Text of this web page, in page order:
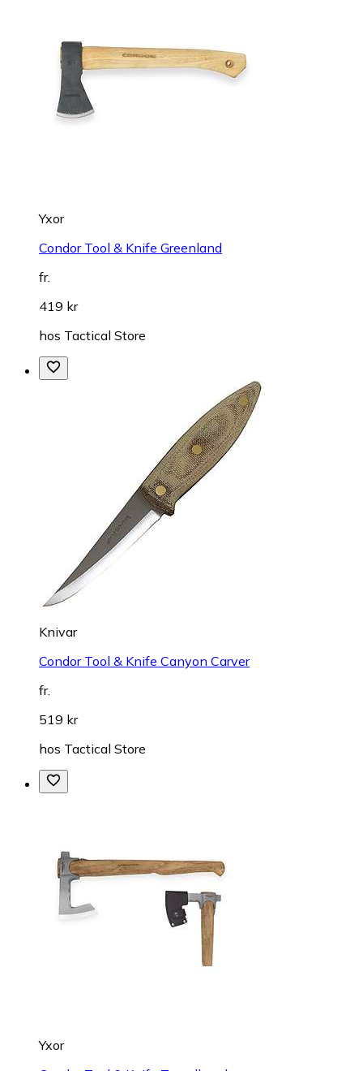
Yxor
Condor Tool & Knife Greenland
fr.
419 kr
hos Tactical Store
Knivar
Condor Tool & Knife Canyon Carver
fr.
519 kr
hos Tactical Store
Yxor